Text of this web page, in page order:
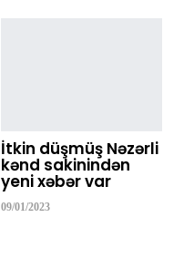
İtkin düşmüş Nəzərli
kənd sakinindən
yeni xəbər var
09/01/2023